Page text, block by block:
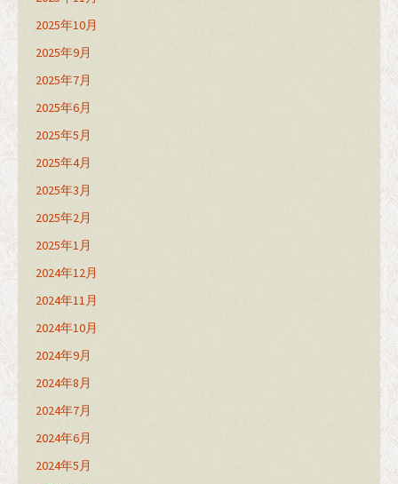
2025年10月
2025年9月
2025年7月
2025年6月
2025年5月
2025年4月
2025年3月
2025年2月
2025年1月
2024年12月
2024年11月
2024年10月
2024年9月
2024年8月
2024年7月
2024年6月
2024年5月